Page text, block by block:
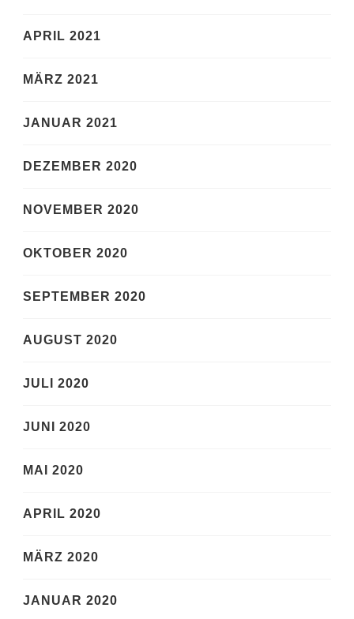
APRIL 2021
MÄRZ 2021
JANUAR 2021
DEZEMBER 2020
NOVEMBER 2020
OKTOBER 2020
SEPTEMBER 2020
AUGUST 2020
JULI 2020
JUNI 2020
MAI 2020
APRIL 2020
MÄRZ 2020
JANUAR 2020